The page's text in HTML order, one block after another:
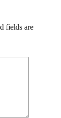
fields are